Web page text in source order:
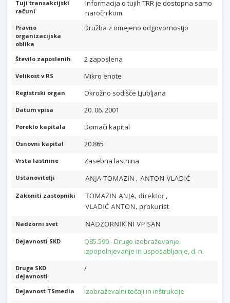
Tuji transakcijski
računi
Informacija o tujih TRR je dostopna samo
naročnikom.
Pravno
organizacijska
oblika
Družba z omejeno odgovornostjo
Število zaposlenih 2 zaposlena
Velikost v RS Mikro enote
Registrski organ Okrožno sodišče Ljubljana
Datum vpisa 20. 06. 2001
Poreklo kapitala Domači kapital
Osnovni kapital 20.865
Vrsta lastnine Zasebna lastnina
Ustanovitelji ,
Zakoniti zastopniki
Nadzorni svet
Dejavnosti SKD
Q85.590 - Drugo izobraževanje,
izpopolnjevanje in usposabljanje, d. n.
Druge SKD
dejavnosti
/
Dejavnost TSmedia Izobraževalni tečaji in inštrukcije